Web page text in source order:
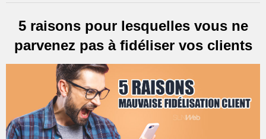
5 raisons pour lesquelles vous ne
parvenez pas à fidéliser vos clients